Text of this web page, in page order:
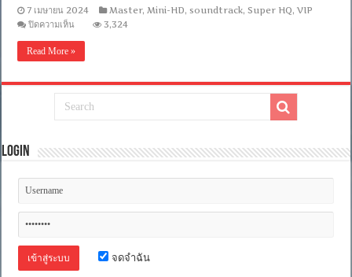
7 เมษายน 2024 Master, Mini-HD, soundtrack,Super HQ,VIP
ปิดความเห็น
HQ]
(2023)
ผจญ
ปี
[เสียง
5.1
Ray
3,324
Read More »
Login
จดจำฉัน